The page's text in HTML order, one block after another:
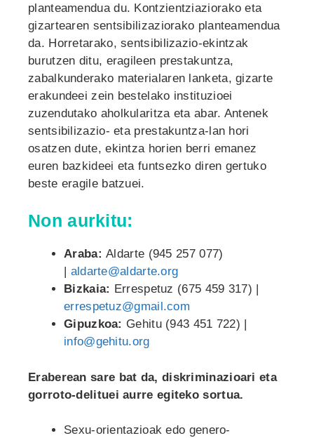
planteamendua du. Kontzientziaziorako eta
gizartearen sentsibilizaziorako planteamendua
da. Horretarako, sentsibilizazio-ekintzak
burutzen ditu, eragileen prestakuntza,
zabalkunderako materialaren lanketa, gizarte
erakundeei zein bestelako instituzioei
zuzendutako aholkularitza eta abar. Antenek
sentsibilizazio- eta prestakuntza-lan hori
osatzen dute, ekintza horien berri emanez
euren bazkideei eta funtsezko diren gertuko
beste eragile batzuei.
Non aurkitu:
Araba: Aldarte (945 257 077)
aldarte@aldarte.org
Bizkaia: Errespetuz (675 459 317) |
errespetuz@gmail.com
Gipuzkoa: Gehitu (943 451 722) |
info@gehitu.org
Eraberean sare bat da, diskriminazioari eta
gorroto-delituei aurre egiteko sortua.
Sexu-orientazioak edo genero-